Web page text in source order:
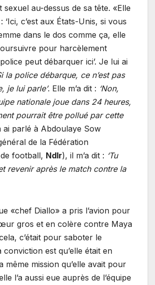
sexuel au-dessus de sa tête. «Elle
‘Ici, c’est aux États-Unis, si vous
dans le dos comme ça, elle
pour harcèlement
peut débarquer ici’. Je lui ai
la police débarque, ce n’est pas
je lui parle’. Elle m’a dit : ‘Non,
nationale joue dans 24 heures,
pourrait être pollué par cette
ai parlé à Abdoulaye Sow
de la Fédération
football, Ndlr), il m’a dit : ‘Tu
revenir après le match contre la
«chef Diallo» a pris l’avion pour
gros et en colère contre Maya
c’était pour saboter le
conviction est qu’elle était en
même mission qu’elle avait pour
l’a aussi eue auprès de l’équipe